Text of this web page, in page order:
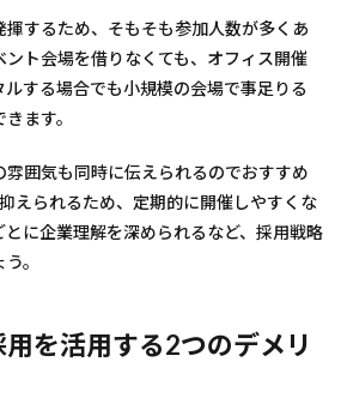
するため、そもそも参加人数が多くあ
ント会場を借りなくても、オフィス開催
する場合でも小規模の会場で事足りる
ます。
雰囲気も同時に伝えられるのでおすすめ
えられるため、定期的に開催しやすくな
とに企業理解を深められるなど、採用戦略
。
を活用する2つのデメリ